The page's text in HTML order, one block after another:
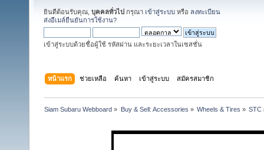
ยินดีต้อนรับคุณ, บุคคลทั่วไป กรุณา เข้าสู่ระบบ หรือ ลงทะเบียน
ส่งอีเมล์ยืนยันการใช้งาน?
เข้าสู่ระบบด้วยชื่อผู้ใช้ รหัสผ่าน และระยะเวลาในเซสชั่น
หน้าแรก ช่วยเหลือ ค้นหา เข้าสู่ระบบ สมัครสมาชิก
Siam Subaru Webboard » Buy & Sell: Accessories » Wheels & Tires » STC